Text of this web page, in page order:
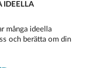
IDEELLA
många ideella
och berätta om din